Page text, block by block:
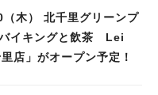
グリーンプ
イキングと飲茶 Lei
」がオープン予定！